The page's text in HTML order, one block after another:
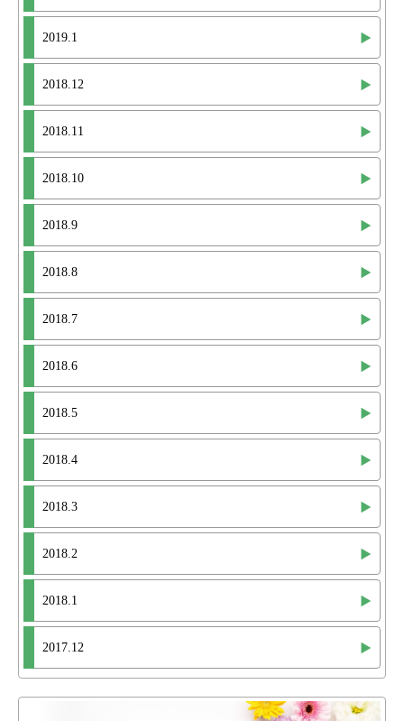
2019.1
2018.12
2018.11
2018.10
2018.9
2018.8
2018.7
2018.6
2018.5
2018.4
2018.3
2018.2
2018.1
2017.12